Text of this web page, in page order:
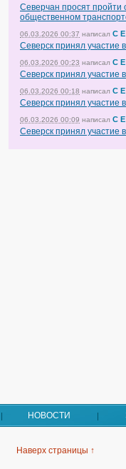
Северчан просят пройти
общественном
06.03.2026 00:37 написал С
Северск принял участие
06.03.2026 00:23 написал С
Северск принял участие
06.03.2026 00:18 написал С
Северск принял участие
06.03.2026 00:09 написал С
Северск принял участие
НОВОСТИ
Наверх страницы ↑